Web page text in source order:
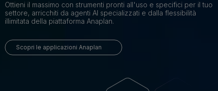
Ottieni il massimo con strumenti pronti all'uso e specifici per il tuo
settore, arricchiti da agenti AI specializzati e dalla flessibilità
illimitata della piattaforma Anaplan.
Scopri le applicazioni Anaplan